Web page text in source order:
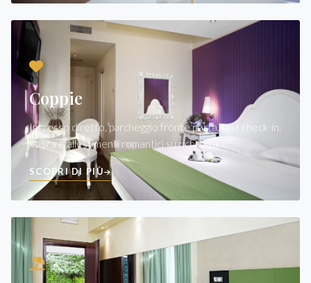
Coppie
Ingresso diretto, parcheggio fronte porta, fast check-in.
Vasca e allestimenti romantici su richiesta.
SCOPRI DI PIÙ